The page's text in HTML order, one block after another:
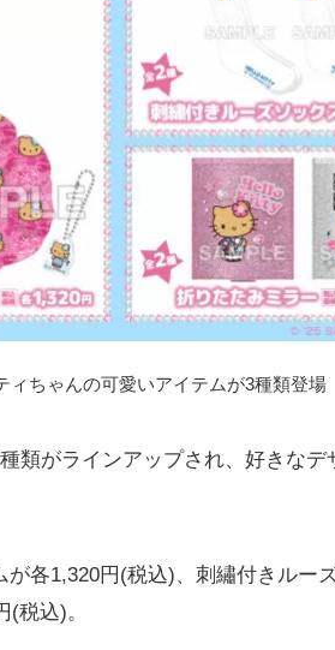
ィちゃんの可愛いアイテムが3種類登場
類がラインアップされ、好きなデ
各1,320円(税込)、刺繡付きルー
税込)。